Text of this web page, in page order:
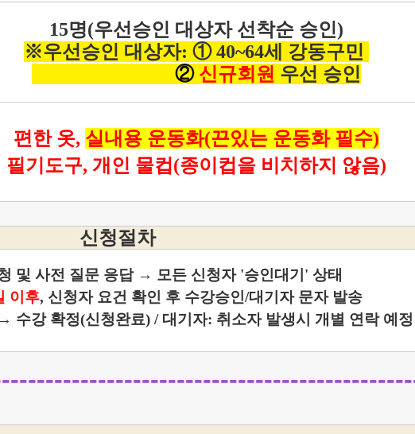
15명(우선승인 대상자 선착순 승인)
※우선승인 대상자: ① 40~64세 강동구민
② 신규회원 우선 승인
편한 옷, 실내용 운동화(끈있는 운동화 필수)
필기도구, 개인 물컵(종이컵을 비치하지 않음)
신청절차
및 사전 질문 응답 → 모든 신청자 '승인대기' 상태
이후, 신청자 요건 확인 후 수강승인/대기자 문자 발송
수강 확정(신청완료) / 대기자: 취소자 발생시 개별 연락 예정